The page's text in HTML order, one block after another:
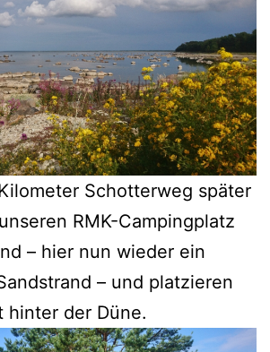
Schotterweg später
RMK-Campingplatz
– hier nun wieder ein
– und platzieren
hinter der Düne.